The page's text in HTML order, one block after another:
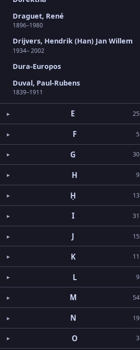
Draguet, René
1896–1980
Drijvers, Hendrik (Han) Jan Willem
1934– 2002
Dura-Europos
Duval, Paul-Rubens
1839–1911
E 25
F 5
G 30
H 9
Ḥ 13
I 31
J 15
K 11
L 9
M 54
N 19
O 3